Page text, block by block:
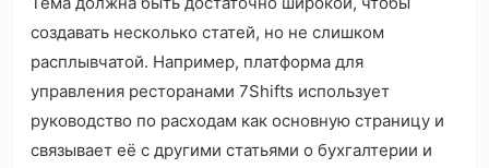
создавать несколько статей, но не слишком
расплывчатой. Например, платформа для
управления ресторанами 7Shifts использует
руководство по расходам как основную страницу и
связывает её с другими статьями о бухгалтерии и